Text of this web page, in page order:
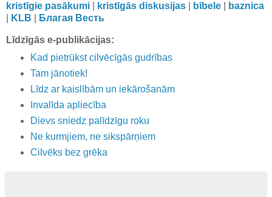
kristīgie pasākumi kristīgās diskusijas bībele
baznica
KLB Благая Весть
Līdzīgās e-publikācijas:
Kad pietrūkst cilvēcīgās gudrības
Tam jānotiek!
Līdz ar kaislībām un iekārošanām
Invalīda apliecība
Dievs sniedz palīdzīgu roku
Ne kurmjiem, ne sikspārņiem
Cilvēks bez grēka